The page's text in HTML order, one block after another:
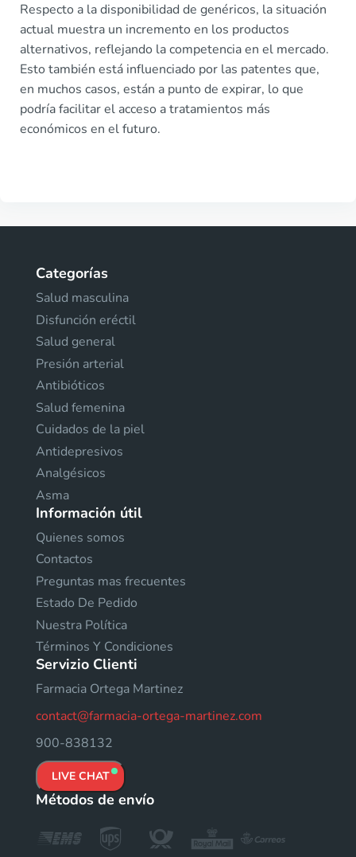
Respecto a la disponibilidad de genéricos, la situación
actual muestra un incremento en los productos
alternativos, reflejando la competencia en el mercado.
Esto también está influenciado por las patentes que,
en muchos casos, están a punto de expirar, lo que
podría facilitar el acceso a tratamientos más
económicos en el futuro.
Categorías
Salud masculina
Disfunción eréctil
Salud general
Presión arterial
Antibióticos
Salud femenina
Cuidados de la piel
Antidepresivos
Analgésicos
Asma
Información útil
Quienes somos
Contactos
Preguntas mas frecuentes
Estado De Pedido
Nuestra Política
Términos Y Condiciones
Servizio Clienti
Farmacia Ortega Martinez
contact@farmacia-ortega-martinez.com
900-838132
LIVE CHAT
Métodos de envío